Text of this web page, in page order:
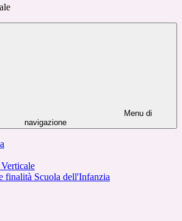
Menu di
navigazione
finalità Scuola dell'Infanzia